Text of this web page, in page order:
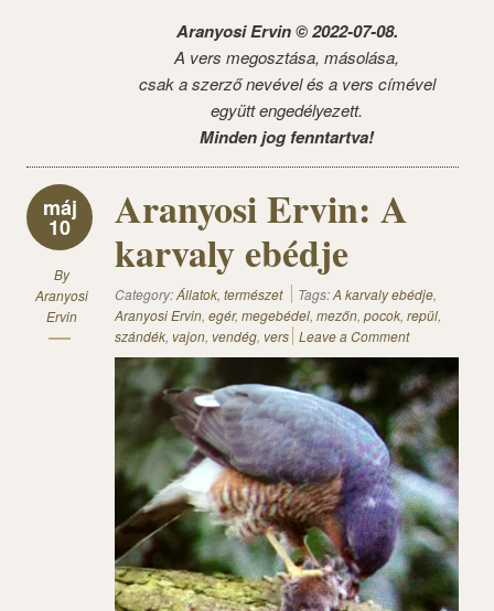
Aranyosi Ervin © 2022-07-08.
A vers megosztása, másolása,
csak a szerző nevével és a vers címével
együtt engedélyezett.
Minden jog fenntartva!
máj
10
By
Aranyosi
Ervin
Aranyosi Ervin: A
karvaly ebédje
Category:Állatok, természet Tags:A karvaly ebédje,
Aranyosi Ervin, egér, megebédel, mezőn, pocok, repül,
szándék, vajon, vendég, vers Leave a Comment